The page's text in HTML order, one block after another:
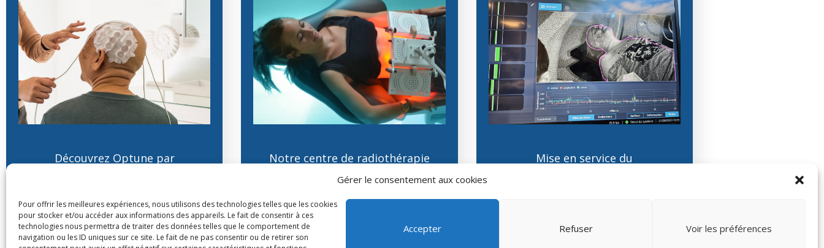
Gérer le consentement aux cookies
Pour offrir les meilleures expériences, nous utilisons des technologies telles que les cookies
pour stocker et/ou accéder aux informations des appareils. Le fait de consentir à ces
technologies nous permettra de traiter des données telles que le comportement de
navigation ou les ID uniques sur ce site. Le fait de ne pas consentir ou de retirer son
Accepter Refuser Voir les préférences
Découvrez Optune par
Lire l'article
Notre centre de radiothérapie
support : l’ATP38 !
Mise en service du